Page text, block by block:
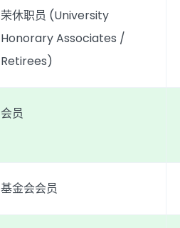
荣休职员 (University
Honorary Associates /
Retirees)
会员
基金会会员